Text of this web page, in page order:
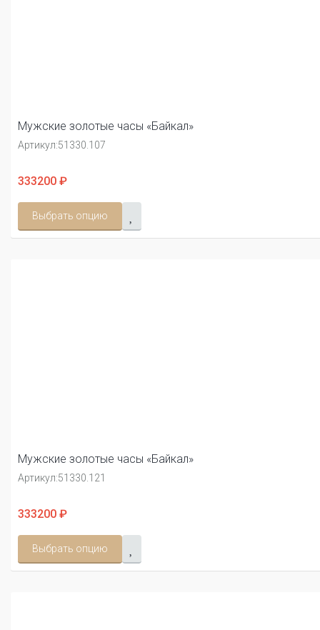
Мужские золотые часы «Байкал»
Артикул:51330.107
333200 ₽
Выбрать опцию
Мужские золотые часы «Байкал»
Артикул:51330.121
333200 ₽
Выбрать опцию